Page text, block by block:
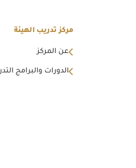
مركز تدريب الهيئة
عن المركز
الدورات والبرامج